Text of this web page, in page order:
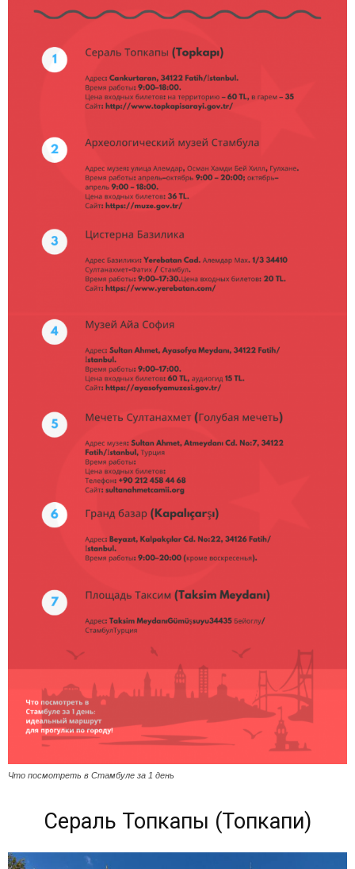
Что посмотреть в Стамбуле за 1 день
Сераль Топкапы (Топкапи)